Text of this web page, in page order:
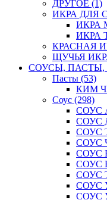
ДРУГОЕ (1)
ИКРА ДЛЯ
ИКРА
ИКРА
КРАСНАЯ
ЩУЧЬЯ
СОУСЫ, ПАСТЫ,
Пасты (53)
КИМ
Соус (298)
СОУС
СОУС
СОУС
СОУС
СОУС
СОУС
СОУС
СОУС
СОУС